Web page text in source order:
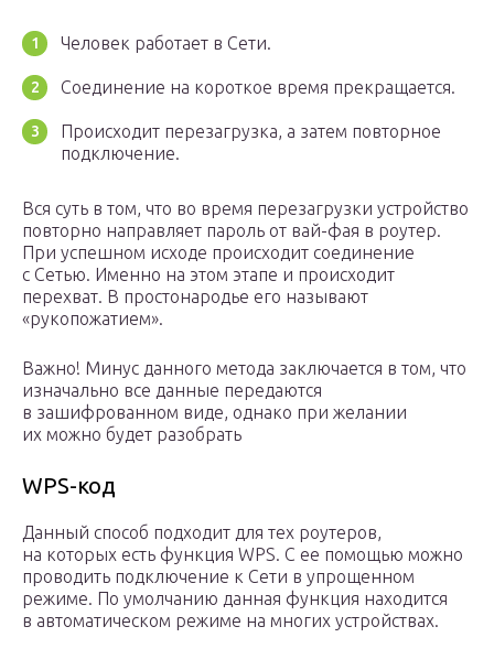
Человек работает в Сети.
Соединение на короткое время прекращается.
Происходит перезагрузка, а затем повторное
подключение.
Вся суть в том, что во время перезагрузки устройство
повторно направляет пароль от вай-фая в роутер.
При успешном исходе происходит соединение
с Сетью. Именно на этом этапе и происходит
перехват. В простонародье его называют
«рукопожатием».
Важно! Минус данного метода заключается в том, что
изначально все данные передаются
в зашифрованном виде, однако при желании
их можно будет разобрать
WPS-код
Данный способ подходит для тех роутеров,
на которых есть функция WPS. С ее помощью можно
проводить подключение к Сети в упрощенном
режиме. По умолчанию данная функция находится
в автоматическом режиме на многих устройствах.